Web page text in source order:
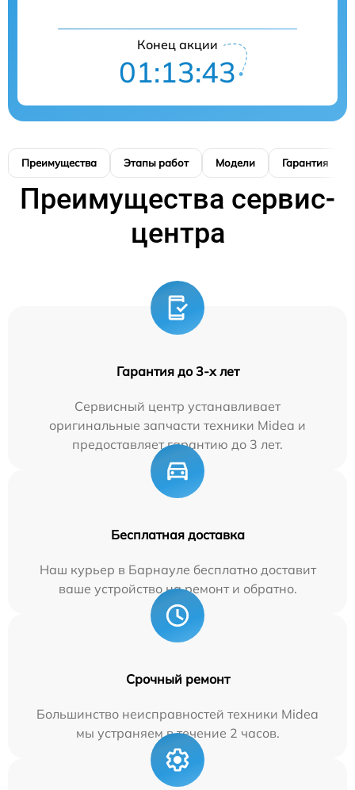
Конец акции
01:13:42
Преимущества Этапы работ Модели Гарантия
Преимущества сервис-
центра
Гарантия до 3-х лет
Сервисный центр устанавливает
оригинальные запчасти техники Midea и
предоставляет гарантию до 3 лет.
Бесплатная доставка
Наш курьер в Барнауле бесплатно доставит
ваше устройство на ремонт и обратно.
Срочный ремонт
Большинство неисправностей техники Midea
мы устраняем в течение 2 часов.